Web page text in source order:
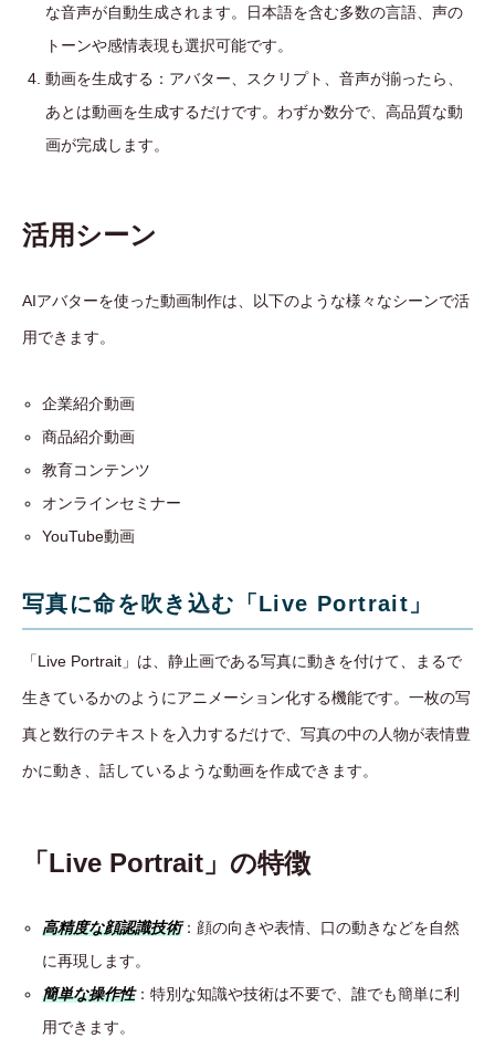
な音声が自動生成されます。日本語を含む多数の言語、声の
トーンや感情表現も選択可能です。
動画を生成する：アバター、スクリプト、音声が揃ったら、
あとは動画を生成するだけです。わずか数分で、高品質な動
画が完成します。
活用シーン
AIアバターを使った動画制作は、以下のような様々なシーンで活
用できます。
企業紹介動画
商品紹介動画
教育コンテンツ
オンラインセミナー
YouTube動画
写真に命を吹き込む「Live Portrait」
「Live Portrait」は、静止画である写真に動きを付けて、まるで
生きているかのようにアニメーション化する機能です。一枚の写
真と数行のテキストを入力するだけで、写真の中の人物が表情豊
かに動き、話しているような動画を作成できます。
「Live Portrait」の特徴
高精度な顔認識技術：顔の向きや表情、口の動きなどを自然
に再現します。
簡単な操作性：特別な知識や技術は不要で、誰でも簡単に利
用できます。